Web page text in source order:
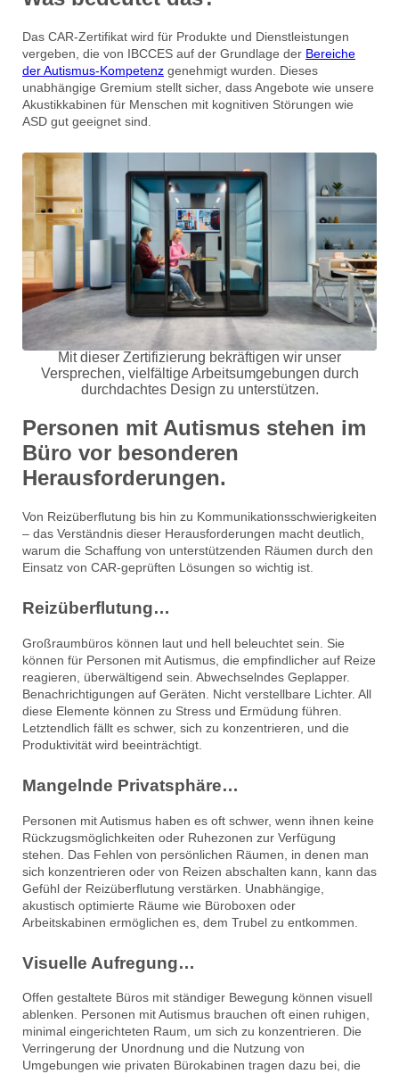
Das CAR-Zertifikat wird für Produkte und Dienstleistungen
vergeben, die von IBCCES auf der Grundlage der Bereiche
der Autismus-Kompetenz genehmigt wurden. Dieses
unabhängige Gremium stellt sicher, dass Angebote wie unsere
Akustikkabinen für Menschen mit kognitiven Störungen wie
ASD gut geeignet sind.
Mit dieser Zertifizierung bekräftigen wir unser
Versprechen, vielfältige Arbeitsumgebungen durch
durchdachtes Design zu unterstützen.
Personen mit Autismus stehen im
Büro vor besonderen
Herausforderungen.
Von Reizüberflutung bis hin zu Kommunikationsschwierigkeiten
– das Verständnis dieser Herausforderungen macht deutlich,
warum die Schaffung von unterstützenden Räumen durch den
Einsatz von CAR-geprüften Lösungen so wichtig ist.
Reizüberflutung…
Großraumbüros können laut und hell beleuchtet sein. Sie
können für Personen mit Autismus, die empfindlicher auf Reize
reagieren, überwältigend sein. Abwechselndes Geplapper.
Benachrichtigungen auf Geräten. Nicht verstellbare Lichter. All
diese Elemente können zu Stress und Ermüdung führen.
Letztendlich fällt es schwer, sich zu konzentrieren, und die
Produktivität wird beeinträchtigt.
Mangelnde Privatsphäre…
Personen mit Autismus haben es oft schwer, wenn ihnen keine
Rückzugsmöglichkeiten oder Ruhezonen zur Verfügung
stehen. Das Fehlen von persönlichen Räumen, in denen man
sich konzentrieren oder von Reizen abschalten kann, kann das
Gefühl der Reizüberflutung verstärken. Unabhängige,
akustisch optimierte Räume wie Büroboxen oder
Arbeitskabinen ermöglichen es, dem Trubel zu entkommen.
Visuelle Aufregung…
Offen gestaltete Büros mit ständiger Bewegung können visuell
ablenken. Personen mit Autismus brauchen oft einen ruhigen,
minimal eingerichteten Raum, um sich zu konzentrieren. Die
Verringerung der Unordnung und die Nutzung von
Umgebungen wie privaten Bürokabinen tragen dazu bei, die